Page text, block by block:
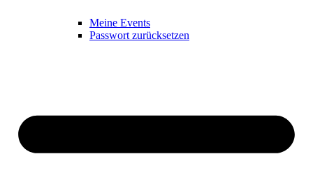
Meine Events
Passwort zurücksetzen